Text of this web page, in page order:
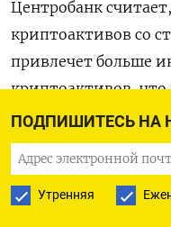
ПОДПИШИТЕСЬ НА
Утренняя
Центробанк
криптоактивов со
привлечет больше
криптоактивов, что
называемая
ограничивать